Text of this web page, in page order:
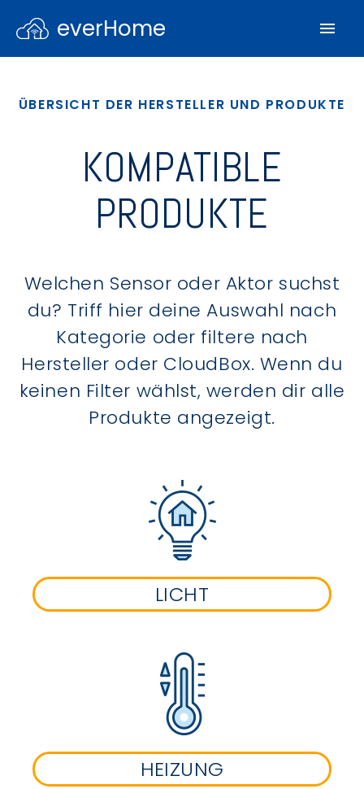
everHome
ÜBERSICHT DER HERSTELLER UND PRODUKTE
KOMPATIBLE
PRODUKTE
Welchen Sensor oder Aktor suchst
du? Triff hier deine Auswahl nach
Kategorie oder filtere nach
Hersteller oder CloudBox. Wenn du
keinen Filter wählst, werden dir alle
Produkte angezeigt.
LICHT
HEIZUNG